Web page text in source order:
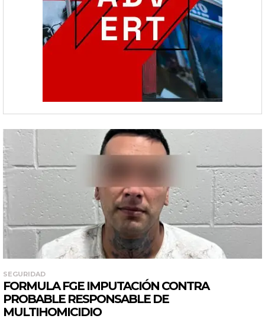
SEGURIDAD
FORMULA FGE IMPUTACIÓN CONTRA
PROBABLE RESPONSABLE DE
MULTIHOMICIDIO